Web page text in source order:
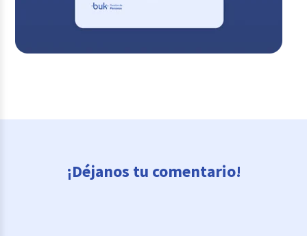
¡Déjanos tu comentario!